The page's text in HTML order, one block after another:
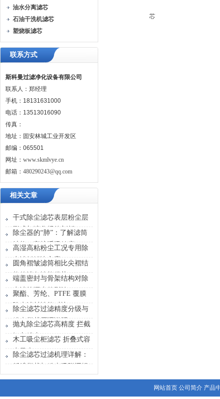
油水分离滤芯
石油干洗机滤芯
塑烧板滤芯
联系方式
斯科曼过滤净化设备有限公司
联系人：郑经理
手机：18131631000
电话：13513016090
传真：
地址：固安林城工业开发区
邮编：065501
网址： www.skmlvye.cn
邮箱： 480290243@qq.com
相关文章
干式除尘滤芯表层粉尘层
形成与演化规律剖析
除尘器的“肺”：了解滤筒
结构，守护呼吸健康
高湿高粘粉尘工况专用除
尘滤板解决方案
圆角褶皱滤筒相比尖褶结
构的清灰性能优势
端盖密封与骨架结构对除
尘滤筒漏尘的影响
聚酯、芳纶、PTFE 覆膜
除尘滤材性能对比
除尘滤芯过滤精度分级与
粉尘拦截原理说明
抛丸除尘滤芯高精度 拦截
钢丸粉尘
木工吸尘柜滤芯 折叠式容
尘量大
除尘滤芯过滤机理详解：
纤维拦截与粉尘吸附逻辑
网站首页 公司简介 产品